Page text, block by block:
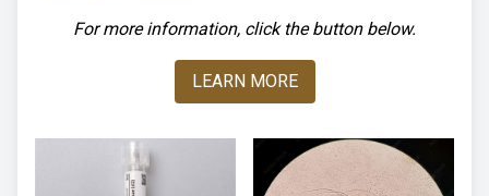
For more information, click the button below.
LEARN MORE